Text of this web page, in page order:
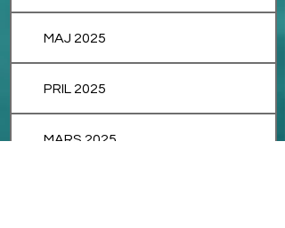
MAJ 2025
PRIL 2025
MARS 2025